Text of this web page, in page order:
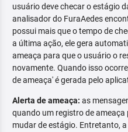
usuário deve checar o estágio
analisador do FuraAedes
possui mais que o tempo de
a última ação, ele gera
ameaça para que o usuário o
novamente. Quando isso
de ameaça' é gerada pelo
Alerta de ameaça: as
quando um registro de
mudar de estágio. Entretanto,